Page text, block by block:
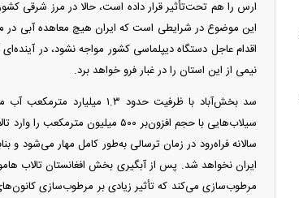
این موضوع در شرایطی است که ایران هیچ معاهده آبی در
اقدام عاجل دستگاه دیپلماسی کشور مواجه نشود، در
نیمی از این استان را در غبار فرو خواهد برد.
سیلاب‌هایی با حجم افزون‌بر ۵۰۰
سالانه فراه‌رود در زمان ترسالی به‌طور کامل مهار می‌شود
مرطوب‌سازی می‌کند که تأثیر زیادی بر مرطوب‌سازی